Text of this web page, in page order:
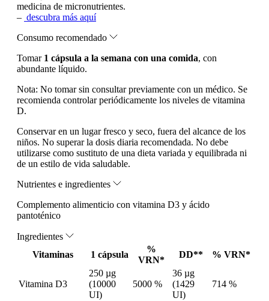
medicina de micronutrientes.
– descubra más aquí
Consumo recomendado
Tomar 1 cápsula a la semana con una comida, con
abundante líquido.
Nota: No tomar sin consultar previamente con un médico. Se
recomienda controlar periódicamente los niveles de vitamina
D.
Conservar en un lugar fresco y seco, fuera del alcance de los
niños. No superar la dosis diaria recomendada. No debe
utilizarse como sustituto de una dieta variada y equilibrada ni
de un estilo de vida saludable.
Nutrientes e ingredientes
Complemento alimenticio con vitamina D3 y ácido
pantoténico
Ingredientes
Vitaminas
1 cápsula
%
VRN*
DD** % VRN*
Vitamina D3
250 µg
(10000
UI)
5000 %
36 µg
(1429
UI)
714 %